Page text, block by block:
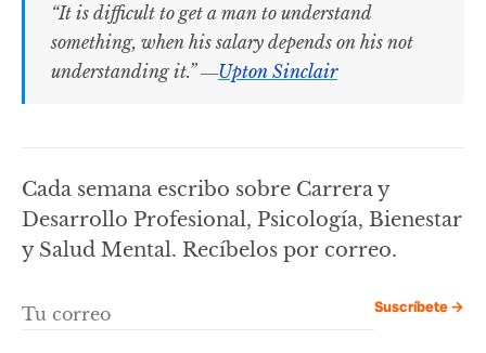
“It is difficult to get a man to understand
something, when his salary depends on his not
understanding it.” ―Upton Sinclair
Cada semana escribo sobre Carrera y
Desarrollo Profesional, Psicología, Bienestar
y Salud Mental. Recíbelos por correo.
Suscríbete →